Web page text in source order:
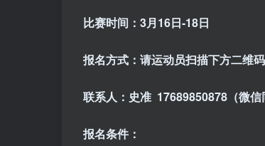
比赛时间： 3月16日-18日
报名方式： 请运动员扫描下方二维
联系人：史准 17689850878（微信
报名条件：